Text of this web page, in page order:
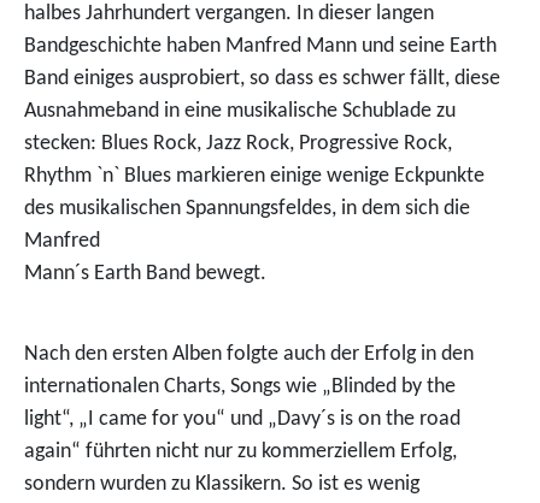
halbes Jahrhundert vergangen. In dieser langen
Bandgeschichte haben Manfred Mann und seine Earth
Band einiges ausprobiert, so dass es schwer fällt, diese
Ausnahmeband in eine musikalische Schublade zu
stecken: Blues Rock, Jazz Rock, Progressive Rock,
Rhythm `n` Blues markieren einige wenige Eckpunkte
des musikalischen Spannungsfeldes, in dem sich die
Manfred
Mann´s Earth Band bewegt.
Nach den ersten Alben folgte auch der Erfolg in den
internationalen Charts, Songs wie „Blinded by the
light“, „I came for you“ und „Davy´s is on the road
again“ führten nicht nur zu kommerziellem Erfolg,
sondern wurden zu Klassikern. So ist es wenig